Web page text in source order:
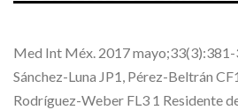
Med Int Méx. 2017
Sánchez-Luna JP1, Pérez-Beltrán
Rodríguez-Weber FL3 1 Residente